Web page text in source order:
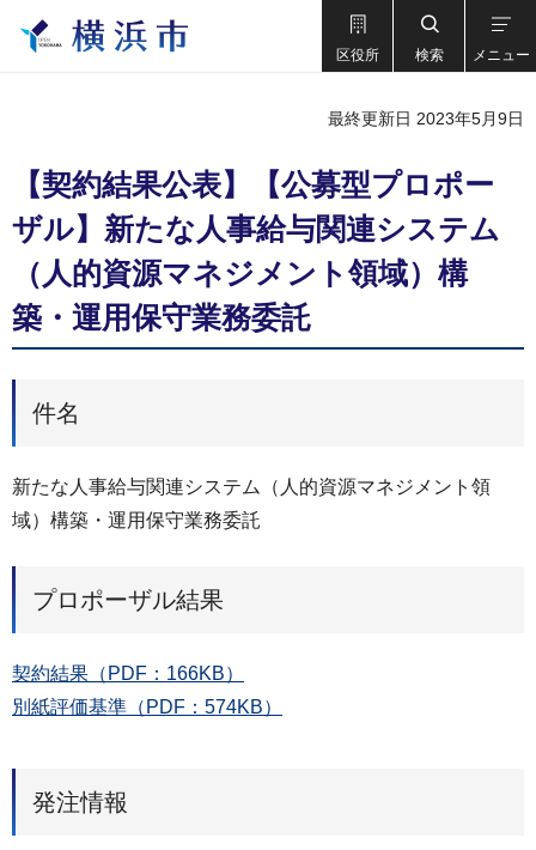
区役所 検索 メニュー
最終更新日 2023年5月9日
【契約結果公表】【公募型プロポー
ザル】新たな人事給与関連システム
（人的資源マネジメント領域）構
築・運用保守業務委託
件名
新たな人事給与関連システム（人的資源マネジメント領
域）構築・運用保守業務委託
プロポーザル結果
契約結果（PDF：166KB）
別紙評価基準（PDF：574KB）
発注情報